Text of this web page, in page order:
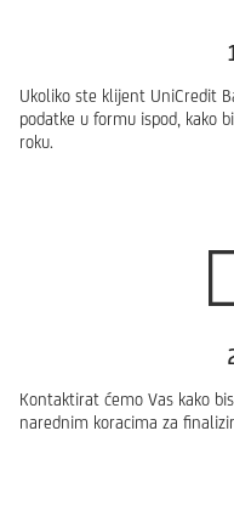
Ukoliko ste klijent UniCredit
podatke u formu ispod, kako
roku.
Kontaktirat ćemo Vas kako
narednim koracima za